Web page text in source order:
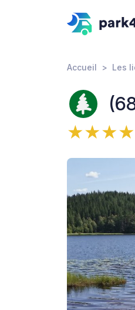
Accueil Les